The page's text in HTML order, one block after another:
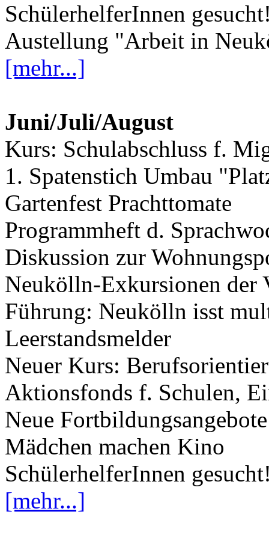
SchülerhelferInnen
Austellung "Arbeit in
[mehr...]
Juni/Juli/August
Kurs: Schulabschluss f.
1. Spatenstich Umbau
Gartenfest Prachttomate
Programmheft d.
Diskussion zur
Neukölln-Exkursionen der
Führung: Neukölln isst
Leerstandsmelder
Neuer Kurs:
Aktionsfonds f. Schulen,
Neue Fortbildungsangebote
Mädchen machen Kino
SchülerhelferInnen
[mehr...]